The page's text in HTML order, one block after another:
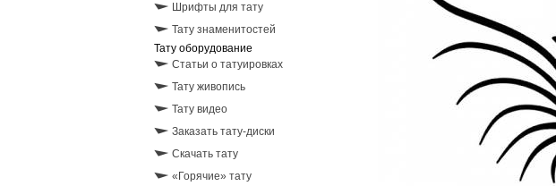
Шрифты для тату
Тату знаменитостей
Тату оборудование
Статьи о татуировках
Тату живопись
Тату видео
Заказать тату-диски
Скачать тату
«Горячие» тату